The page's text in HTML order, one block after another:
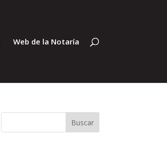
Web de la Notaría